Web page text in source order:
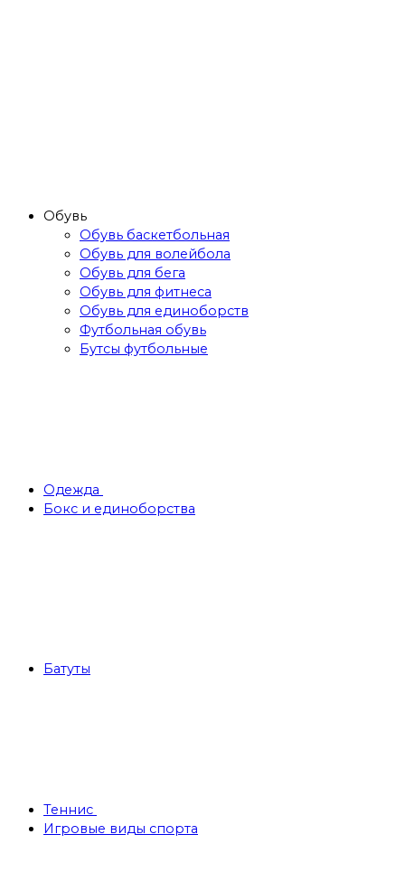
Обувь
Обувь баскетбольная
Обувь для волейбола
Обувь для бега
Обувь для фитнеса
Обувь для единоборств
Футбольная обувь
Бутсы футбольные
Одежда
Бокс и единоборства
Батуты
Теннис
Игровые виды спорта